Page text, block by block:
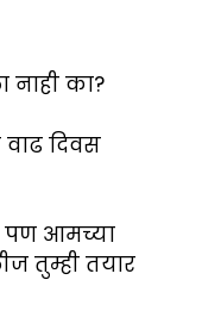
नाही का?
वाढ दिवस
पण आमच्या
तुम्ही तयार